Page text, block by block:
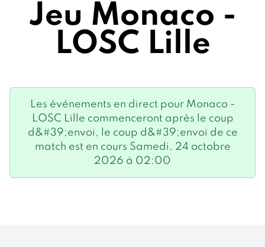
Jeu Monaco -
LOSC Lille
Les événements en direct pour Monaco -
LOSC Lille commenceront après le coup
d&#39;envoi, le coup d&#39;envoi de ce
match est en cours Samedi, 24 octobre
2026 à 02:00